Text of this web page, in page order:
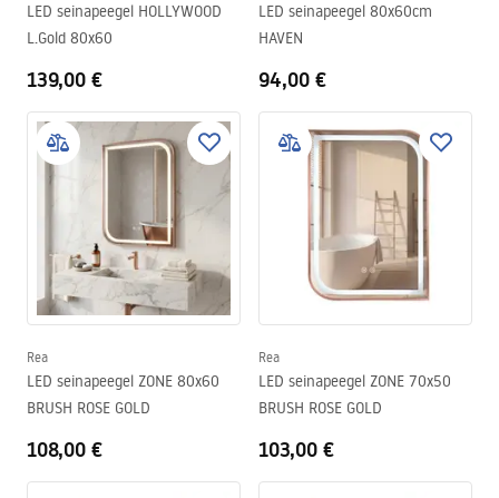
LED seinapeegel HOLLYWOOD
L.Gold 80x60
139,00 €
LED seinapeegel 80x60cm
HAVEN
94,00 €
Rea
LED seinapeegel ZONE 80x60
BRUSH ROSE GOLD
108,00 €
Rea
LED seinapeegel ZONE 70x50
BRUSH ROSE GOLD
103,00 €